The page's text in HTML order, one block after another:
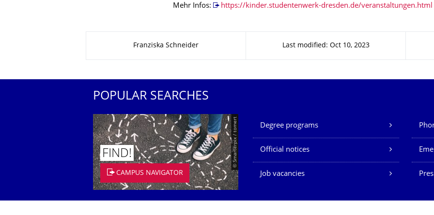
Mehr Infos: https://kinder.studentenwerk-dresden.de/veranstaltungen.html
Franziska Schneider Last modified: Oct 10, 2023
POPULAR SEARCHES
© Smarterpix / tomert
FIND!
CAMPUS NAVIGATOR
Our Services
Degree programs
Official notices
Job vacancies